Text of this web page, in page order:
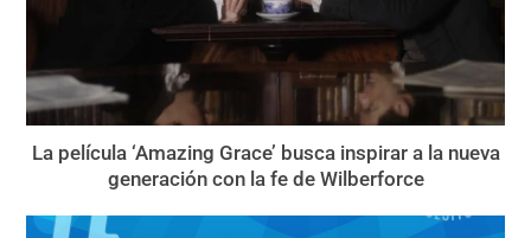
La película ‘Amazing Grace’ busca inspirar a la nueva
generación con la fe de Wilberforce